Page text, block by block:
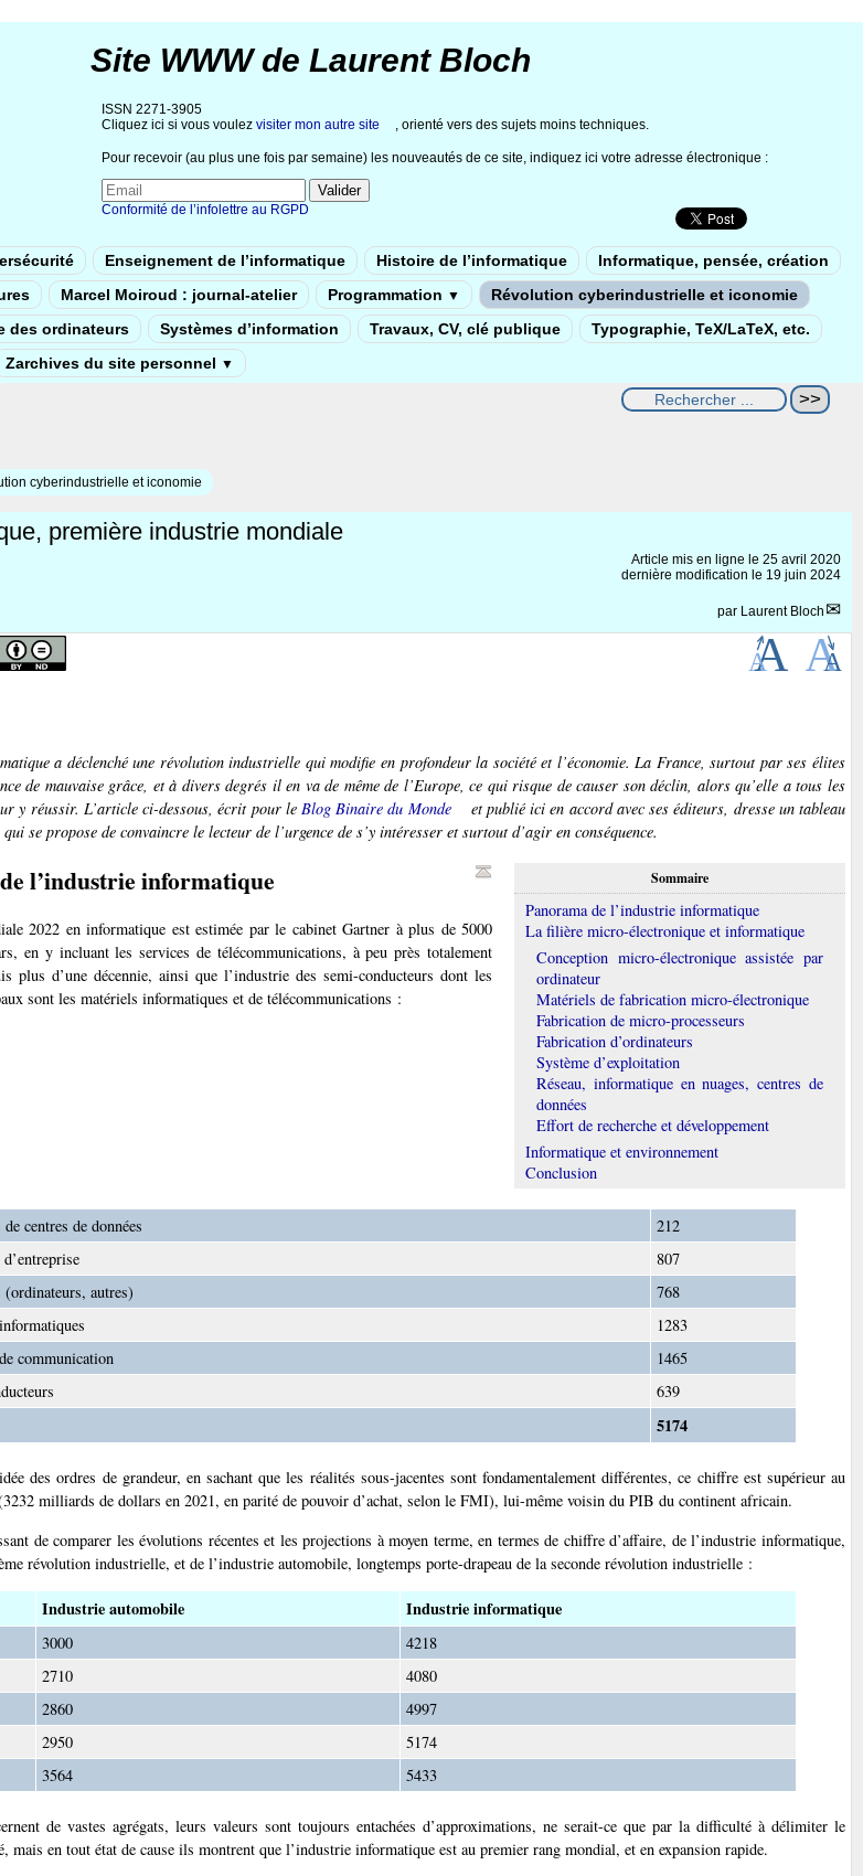
Site WWW de Laurent Bloch
ISSN 2271-3905
Cliquez ici si vous voulez visiter mon autre site , orienté vers des sujets moins techniques.
Pour recevoir (au plus une fois par semaine) les nouveautés de ce site, indiquez ici votre adresse électronique :
Conformité de l’infolettre au RGPD
Enseignement de l’informatique Histoire de l’informatique
Informatique, pensée, création
Marcel Moiroud : journal-atelier Programmation ▼
Révolution cyberindustrielle et iconomie
des ordinateurs Systèmes d’information Travaux, CV, clé publique
Typographie, TeX/LaTeX, etc.
Zarchives du site personnel ▼
cyberindustrielle et iconomie
première industrie mondiale
Article mis en ligne le 25 avril 2020
dernière modification le 19 juin 2024
par Laurent Bloch
a déclenché une révolution industrielle qui modifie en profondeur la société et l’économie. La France, surtout par ses élites
de mauvaise grâce, et à divers degrés il en va de même de l’Europe, ce qui risque de causer son déclin, alors qu’elle a tous les
y réussir. L’article ci-dessous, écrit pour le Blog Binaire du Monde
et publié ici en accord avec ses éditeurs, dresse un tableau
se propose de convaincre le lecteur de l’urgence de s’y intéresser et surtout d’agir en conséquence.
Sommaire
Panorama de l’industrie informatique
La filière micro-électronique et informatique
Conception micro-électronique assistée par
ordinateur
Matériels de fabrication micro-électronique
Fabrication de micro-processeurs
Fabrication d’ordinateurs
Système d’exploitation
Réseau, informatique en nuages, centres de
données
Effort de recherche et développement
Informatique et environnement
Conclusion
l’industrie informatique
2022 en informatique est estimée par le cabinet Gartner à plus de 5000
en y incluant les services de télécommunications, à peu près totalement
plus d’une décennie, ainsi que l’industrie des semi-conducteurs dont les
sont les matériels informatiques et de télécommunications :
centres de données
212
807
autres)
768
1283
communication
1465
639
5174
des ordres de grandeur, en sachant que les réalités sous-jacentes sont fondamentalement différentes, ce chiffre est supérieur au
milliards de dollars en 2021, en parité de pouvoir d’achat, selon le FMI), lui-même voisin du PIB du continent africain.
de comparer les évolutions récentes et les projections à moyen terme, en termes de chiffre d’affaire, de l’industrie informatique,
révolution industrielle, et de l’industrie automobile, longtemps porte-drapeau de la seconde révolution industrielle :
Industrie automobile Industrie informatique
3000
4218
2710
4080
2860
4997
2950
5174
3564 5433
de vastes agrégats, leurs valeurs sont toujours entachées d’approximations, ne serait-ce que par la difficulté à délimiter le
mais en tout état de cause ils montrent que l’industrie informatique est au premier rang mondial, et en expansion rapide.